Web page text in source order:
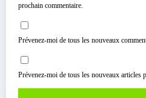
prochain commentaire.
Prévenez-moi de tous les nouveaux
Prévenez-moi de tous les nouveaux articles